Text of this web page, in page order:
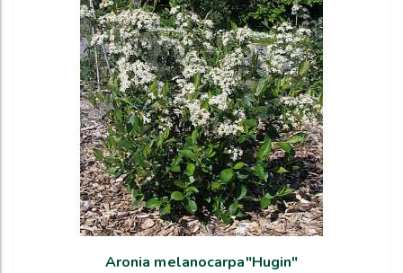
Aronia melanocarpa"Hugin"